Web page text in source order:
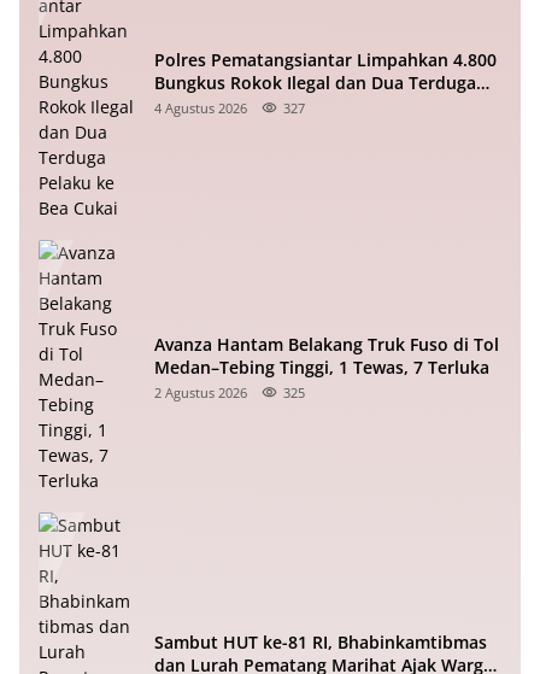
Polres Pematangsiantar Limpahkan 4.800
Bungkus Rokok Ilegal dan Dua Terduga
Pelaku ke Bea Cukai
4 Agustus 2026 327
Avanza Hantam Belakang Truk Fuso di Tol
Medan–Tebing Tinggi, 1 Tewas, 7 Terluka
2 Agustus 2026 325
Sambut HUT ke-81 RI, Bhabinkamtibmas
dan Lurah Pematang Marihat Ajak Warga